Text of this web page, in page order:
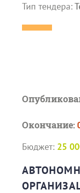
Тип тендера:
Окончание:
Бюджет: 25